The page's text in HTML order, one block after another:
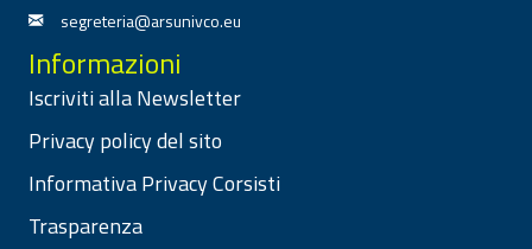
segreteria@arsunivco.eu
Informazioni
Iscriviti alla Newsletter
Privacy policy del sito
Informativa Privacy Corsisti
Trasparenza